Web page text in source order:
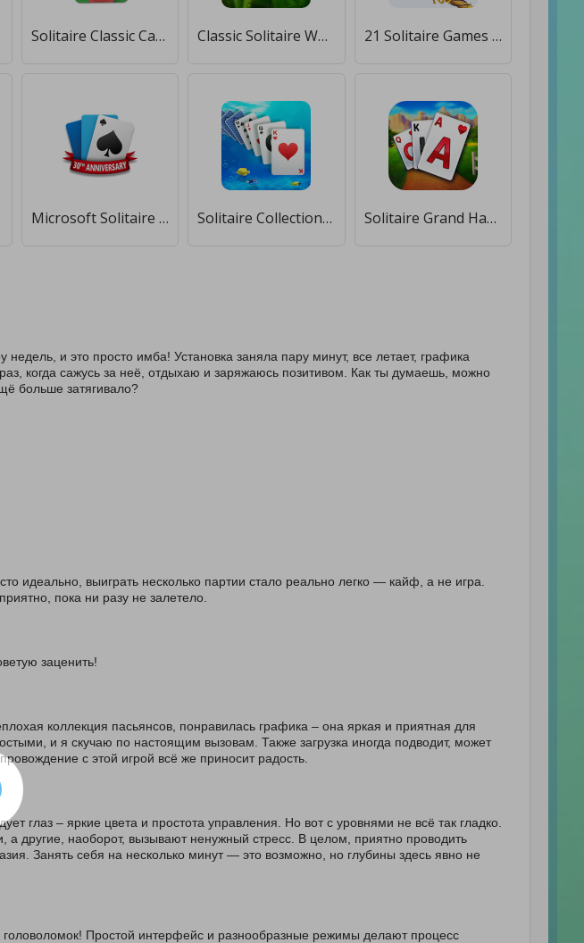
Solitaire Classic Cards - solitaire spider fun [Бесплатные покупки] Classic Solitaire World [Много денег] 21 Solitaire Games [Много монет]
Microsoft Solitaire Collection [Мод меню] Solitaire Collection [Много денег] Solitaire Grand Harvest [Много монет]
и это просто имба! Установка заняла пару минут, все летает, графика
когда сажусь за неё, отдыхаю и заряжаюсь позитивом. Как ты думаешь, можно
больше затягивало?
идеально, выиграть несколько партии стало реально легко — кайф, а не игра.
пока ни разу не залетело.
заценить!
коллекция пасьянсов, понравилась графика – она яркая и приятная для
и я скучаю по настоящим вызовам. Также загрузка иногда подводит, может
с этой игрой всё же приносит радость.
глаз – яркие цвета и простота управления. Но вот с уровнями не всё так гладко.
а другие, наоборот, вызывают ненужный стресс. В целом, приятно проводить
Занять себя на несколько минут — это возможно, но глубины здесь явно не
Простой интерфейс и разнообразные режимы делают процесс